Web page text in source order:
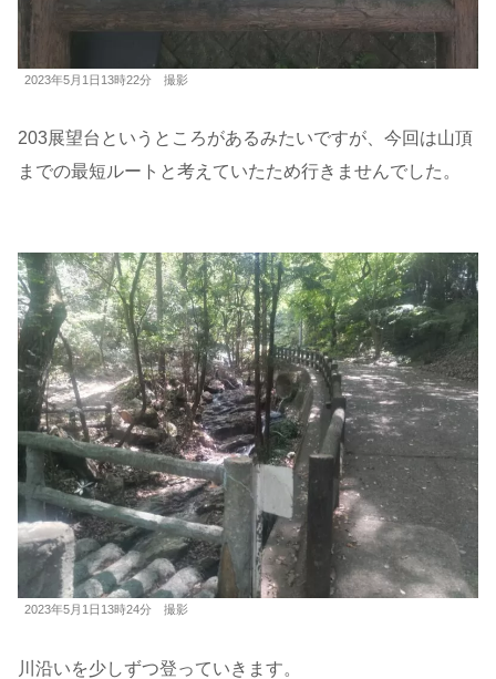
2023年5月1日13時22分 撮影
203展望台というところがあるみたいですが、今回は山頂
までの最短ルートと考えていたため行きませんでした。
2023年5月1日13時24分 撮影
川沿いを少しずつ登っていきます。